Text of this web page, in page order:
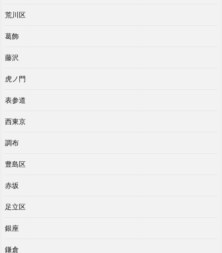
荒川区
葛飾
藤沢
虎ノ門
表参道
西東京
調布
豊島区
赤坂
足立区
銀座
鎌倉